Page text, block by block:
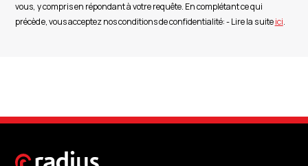
vous, y compris en répondant à votre requête. En complétant ce qui
précède, vous acceptez nos conditions de confidentialité: - Lire la suite ici.